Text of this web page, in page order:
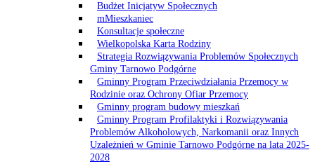
Budżet Inicjatyw Społecznych
mMieszkaniec
Konsultacje społeczne
Wielkopolska Karta Rodziny
Strategia Rozwiązywania Problemów Społecznych
Gminy Tarnowo Podgórne
Gminny Program Przeciwdziałania Przemocy w
Rodzinie oraz Ochrony Ofiar Przemocy
Gminny program budowy mieszkań
Gminny Program Profilaktyki i Rozwiązywania
Problemów Alkoholowych, Narkomanii oraz Innych
Uzależnień w Gminie Tarnowo Podgórne na lata 2025-
2028